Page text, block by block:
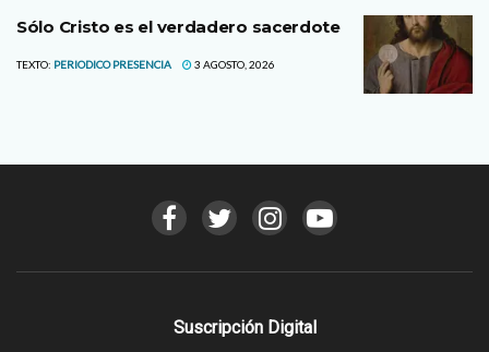
Sólo Cristo es el verdadero sacerdote
TEXTO: PERIODICO PRESENCIA 3 AGOSTO, 2026
Suscripción Digital